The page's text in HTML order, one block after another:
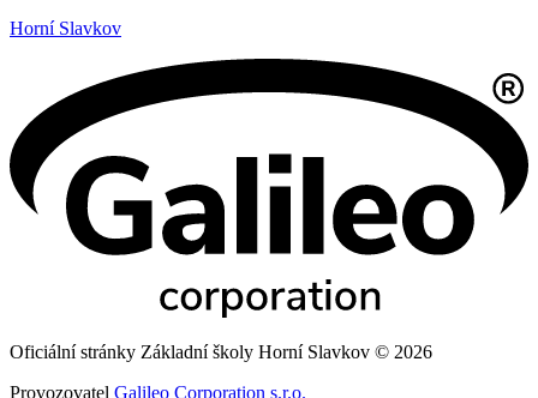
Horní Slavkov
Oficiální stránky Základní školy Horní Slavkov © 2026
Provozovatel Galileo Corporation s.r.o.